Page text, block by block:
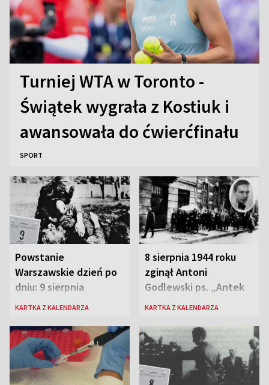
Turniej WTA w Toronto -
Świątek wygrała z Kostiuk i
awansowała do ćwierćfinału
SPORT
Powstanie
Warszawskie dzień po
dniu: 9 sierpnia
KARTKA Z KALENDARZA
8 sierpnia 1944 roku
zginął Antoni
Godlewski ps. „Antek
Rozpylacz”
KARTKA Z KALENDARZA